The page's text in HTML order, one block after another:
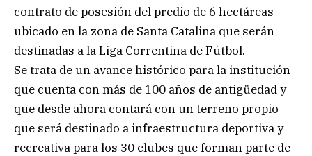
contrato de posesión del predio de 6 hectáreas
ubicado en la zona de Santa Catalina que serán
destinadas a la Liga Correntina de Fútbol.
Se trata de un avance histórico para la institución
que cuenta con más de 100 años de antigüedad y
que desde ahora contará con un terreno propio
que será destinado a infraestructura deportiva y
recreativa para los 30 clubes que forman parte de